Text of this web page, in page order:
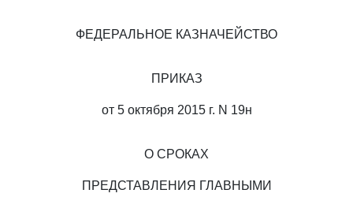
ФЕДЕРАЛЬНОЕ КАЗНАЧЕЙСТВО
ПРИКАЗ
от 5 октября 2015 г. N 19н
О СРОКАХ
ПРЕДСТАВЛЕНИЯ ГЛАВНЫМИ